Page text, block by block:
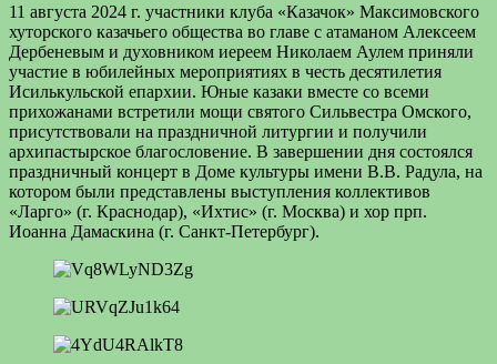
11 августа 2024 г. участники клуба «Казачок» Максимовского
хуторского казачьего общества во главе с атаманом Алексеем
Дербеневым и духовником иереем Николаем Аулем приняли
участие в юбилейных мероприятиях в честь десятилетия
Исилькульской епархии. Юные казаки вместе со всеми
прихожанами встретили мощи святого Сильвестра Омского,
присутствовали на праздничной литургии и получили
архипастырское благословение. В завершении дня состоялся
праздничный концерт в Доме культуры имени В.В. Радула, на
котором были представлены выступления коллективов
«Ларго» (г. Краснодар), «Ихтис» (г. Москва) и хор прп.
Иоанна Дамаскина (г. Санкт-Петербург).